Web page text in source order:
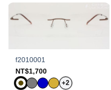
f2010001
NT$1,700
+2